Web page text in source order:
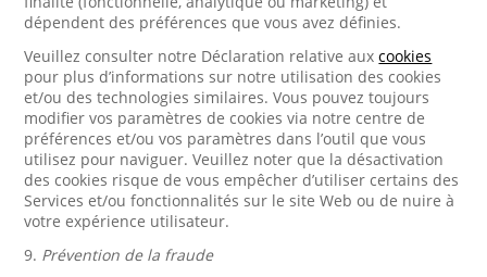
dépendent des préférences que vous avez définies.
Veuillez consulter notre Déclaration relative auxcookies
pour plus d’informations sur notre utilisation des cookies
et/ou des technologies similaires. Vous pouvez toujours
modifier vos paramètres de cookies via notre centre de
préférences et/ou vos paramètres dans l’outil que vous
utilisez pour naviguer. Veuillez noter que la désactivation
des cookies risque de vous empêcher d’utiliser certains des
Services et/ou fonctionnalités sur le site Web ou de nuire à
votre expérience utilisateur.
9. Prévention de la fraude